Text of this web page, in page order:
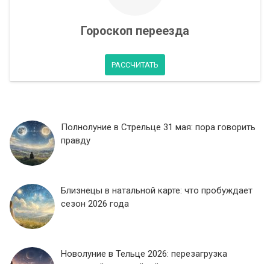
Гороскоп переезда
РАССЧИТАТЬ
Полнолуние в Стрельце 31 мая: пора говорить
правду
Близнецы в натальной карте: что пробуждает
сезон 2026 года
Новолуние в Тельце 2026: перезагрузка